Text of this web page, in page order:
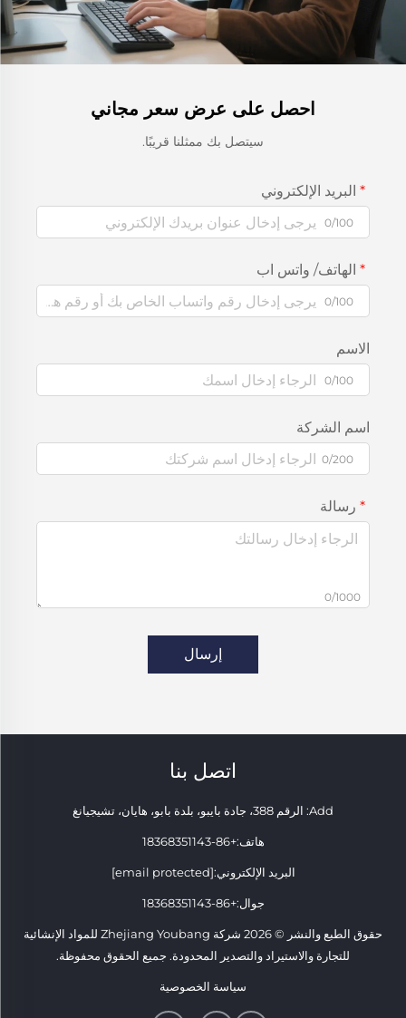
احصل على عرض سعر مجاني
سيتصل بك ممثلنا قريبًا.
البريد الإلكتروني
0/100
الهاتف/ واتس اب
0/100
الاسم
0/100
اسم الشركة
0/200
رسالة
0/1000
إرسال
اتصل بنا
Add: الرقم 388، جادة بايبو، بلدة بابو، هايان، تشيجيانغ
هاتف:+86-18368351143
البريد الإلكتروني:[email protected]
جوال:+86-18368351143
حقوق الطبع والنشر © 2026 شركة Zhejiang Youbang للمواد الإنشائية
للتجارة والاستيراد والتصدير المحدودة. جميع الحقوق محفوظة.
سياسة الخصوصية